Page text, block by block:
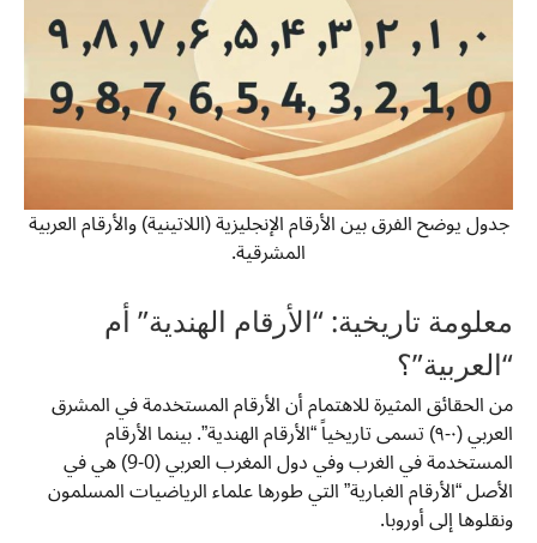
جدول يوضح الفرق بين الأرقام الإنجليزية (اللاتينية) والأرقام العربية
المشرقية.
معلومة تاريخية: “الأرقام الهندية” أم
“العربية”؟
من الحقائق المثيرة للاهتمام أن الأرقام المستخدمة في المشرق
العربي (٠-٩) تسمى تاريخياً “الأرقام الهندية”. بينما الأرقام
المستخدمة في الغرب وفي دول المغرب العربي (0-9) هي في
الأصل “الأرقام الغبارية” التي طورها علماء الرياضيات المسلمون
ونقلوها إلى أوروبا.